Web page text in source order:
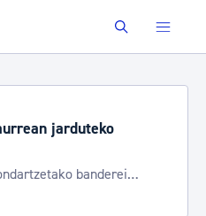
Buscar
jarduteko
banderei